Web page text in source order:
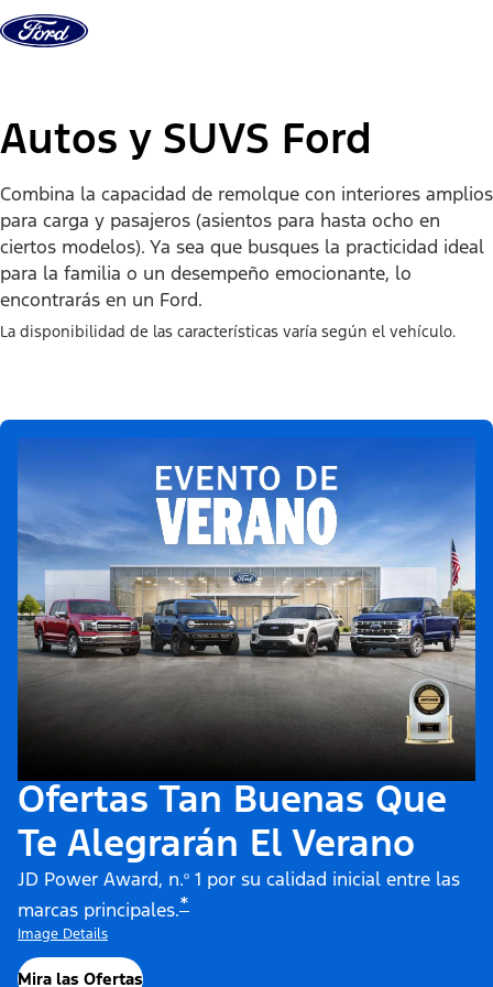
Saltar al contenido
Autos y SUVS Ford
Combina la capacidad de remolque con interiores amplios
para carga y pasajeros (asientos para hasta ocho en
ciertos modelos). ​​​​​​​Ya sea que busques la practicidad ideal
para la familia o un desempeño emocionante, lo
encontrarás en un Ford.
La disponibilidad de las características varía según el vehículo.
Ofertas Tan Buenas Que
Te Alegrarán El Verano
JD Power Award, n.º 1 por su calidad inicial entre las
marcas principales.*
Image Details
Mira las Ofertas